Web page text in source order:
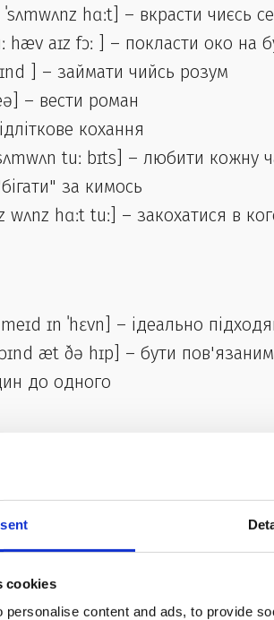
cookies
personalise content and ads, to provide
ˈsʌmwʌnz hɑːt] – вкрасти чиєсь
hæv aɪz fɔː ] – покласти око на
] – займати чийсь розум
– вести роман
кохання
tuː bɪts] – любити кожну
за кимось
wʌnz hɑːt tuː] – закохатися в
ɪn ˈhɛvn] – ідеально
æt ðə hɪp] – бути
до одного
до найвищої
вводять в оману